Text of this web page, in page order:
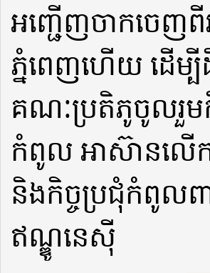
អញ្ជើញចាកចេញពី
ភ្នំពេញហើយ ដើម្
គណៈប្រតិភូចូលរួម
កំពូល អាស៊ានល
និងកិច្ចប្រជុំកំពូលព
ឥណ្ឌូនេស៊ី